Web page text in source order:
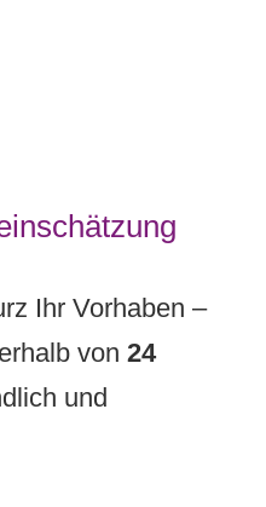
Ihr Vorhaben –
von 24
und